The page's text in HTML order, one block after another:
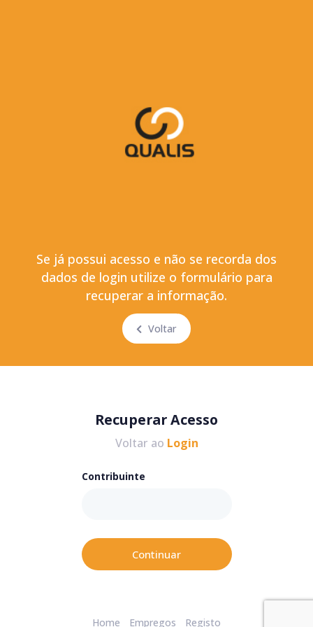
Se já possui acesso e não se recorda dos
dados de login utilize o formulário para
recuperar a informação.
Voltar
Recuperar Acesso
Voltar ao Login
Contribuinte
Continuar
Home Empregos Registo